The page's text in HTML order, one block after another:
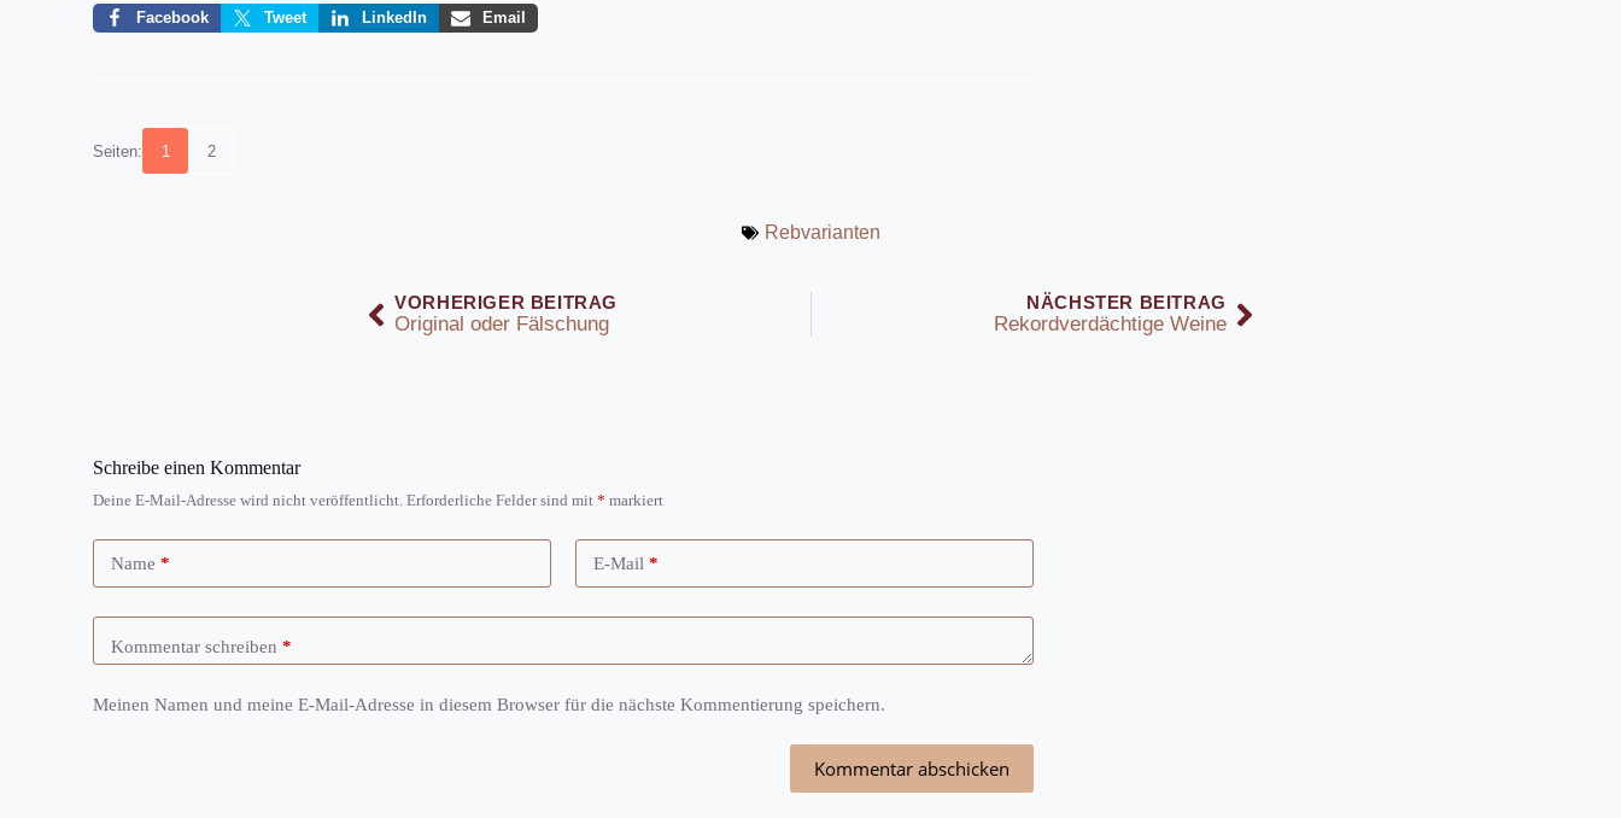
Facebook Tweet LinkedIn Email
Seiten: 1 2
Rebvarianten
VORHERIGER BEITRAG
Original oder Fälschung
NÄCHSTER BEITRAG
Rekordverdächtige Weine
Schreibe einen Kommentar
Deine E-Mail-Adresse wird nicht veröffentlicht. Erforderliche Felder sind mit* markiert
Name * E-Mail *
Kommentar schreiben *
Meinen Namen und meine E-Mail-Adresse in diesem Browser für die nächste Kommentierung speichern.
Kommentar abschicken